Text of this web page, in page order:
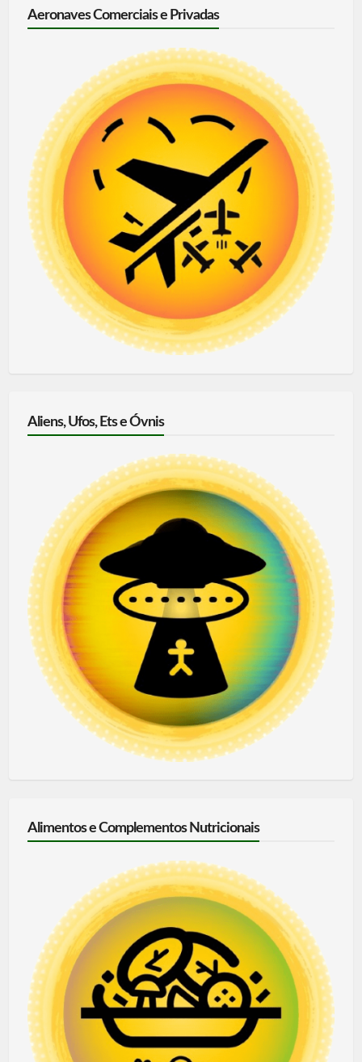
Aeronaves Comerciais e Privadas
Aliens, Ufos, Ets e Óvnis
Alimentos e Complementos Nutricionais